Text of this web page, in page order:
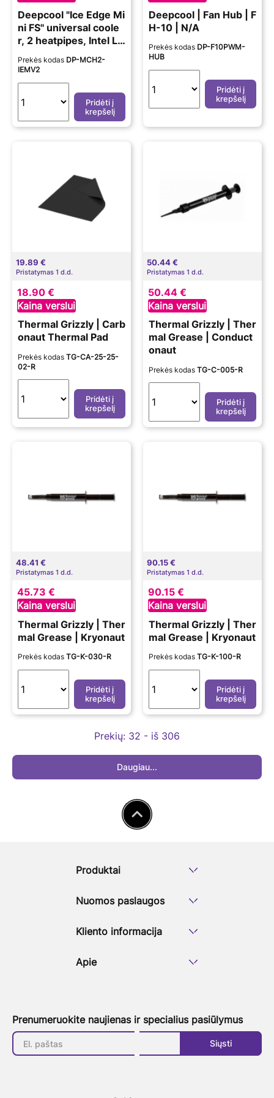
Deepcool "Ice Edge Mi
ni FS" universal coole
r, 2 heatpipes, Intel LG
0/1155 and AMD AM5/
pcool | "Iceedge mini F
S" | Universal
Prekės kodas DP-MCH2-
IEMV2
Pridėti į
krepšelį
Deepcool | Fan Hub | F
H-10 | N/A
Prekės kodas DP-F10PWM-
HUB
Pridėti į
krepšelį
19.89 €
Pristatymas 1 d.d.
18.90 €
Kaina verslui
Thermal Grizzly | Carb
onaut Thermal Pad
Prekės kodas TG-CA-25-25-
02-R
Pridėti į
krepšelį
50.44 €
Pristatymas 1 d.d.
50.44 €
Kaina verslui
Thermal Grizzly | Ther
mal Grease | Conduct
onaut
Prekės kodas TG-C-005-R
Pridėti į
krepšelį
48.41 €
Pristatymas 1 d.d.
45.73 €
Kaina verslui
Thermal Grizzly | Ther
mal Grease | Kryonaut
Prekės kodas TG-K-030-R
Pridėti į
krepšelį
90.15 €
Pristatymas 1 d.d.
90.15 €
Kaina verslui
Thermal Grizzly | Ther
mal Grease | Kryonaut
Prekės kodas TG-K-100-R
Pridėti į
krepšelį
Prekių: 32 - iš 306
Daugiau...
Produktai
Nuomos paslaugos
Kliento informacija
Apie
Prenumeruokite naujienas ir specialius pasiūlymus
Siųsti